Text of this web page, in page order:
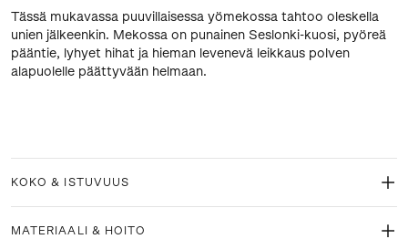
Tässä mukavassa puuvillaisessa yömekossa tahtoo oleskella
unien jälkeenkin. Mekossa on punainen Seslonki-kuosi, pyöreä
pääntie, lyhyet hihat ja hieman levenevä leikkaus polven
alapuolelle päättyvään helmaan.
KOKO & ISTUVUUS
MATERIAALI & HOITO